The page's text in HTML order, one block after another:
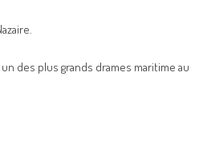
des plus grands drames maritime au